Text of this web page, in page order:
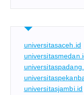
universitasaceh.id
universitasjambi.id